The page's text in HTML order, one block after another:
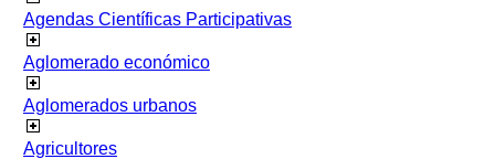
Agendas Científicas Participativas
Aglomerado económico
Aglomerados urbanos
Agricultores